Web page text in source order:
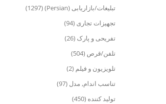
تبلیغات/بازاریابی (Persian) (1297)
تجهیزات تجاری (94)
تفریحی و پارک (26)
تلفن/قرص (504)
تلویزیون و فیلم (2)
تناسب اندام, مدل (97)
تولید کننده (450)